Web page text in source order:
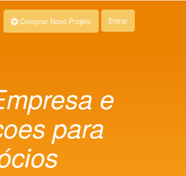
Comprar Novo Projeto Entrar
e
para